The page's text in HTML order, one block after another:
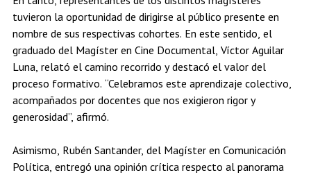
tuvieron la oportunidad de dirigirse al público presente en
nombre de sus respectivas cohortes. En este sentido, el
graduado del Magíster en Cine Documental, Víctor Aguilar
Luna, relató el camino recorrido y destacó el valor del
proceso formativo. “Celebramos este aprendizaje colectivo,
acompañados por docentes que nos exigieron rigor y
generosidad”, afirmó.
Asimismo, Rubén Santander, del Magíster en Comunicación
Política, entregó una opinión crítica respecto al panorama